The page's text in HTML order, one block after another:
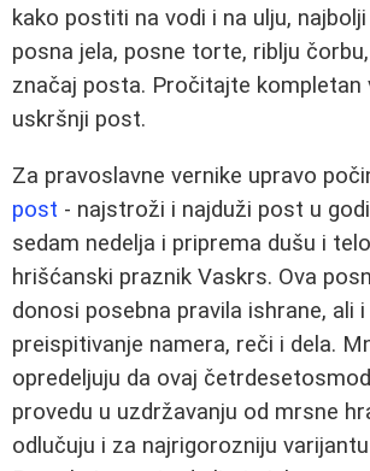
kako postiti na vodi i na ulju,
posna jela, posne torte, riblju
značaj posta. Pročitajte kompletan
uskršnji post.
Za pravoslavne vernike upravo
post - najstroži i najduži post u
sedam nedelja i priprema dušu i
hrišćanski praznik Vaskrs. Ova
donosi posebna pravila ishrane, ali
preispitivanje namera, reči i dela.
opredeljuju da ovaj
provedu u uzdržavanju od mrsne
odlučuju i za najrigorozniju